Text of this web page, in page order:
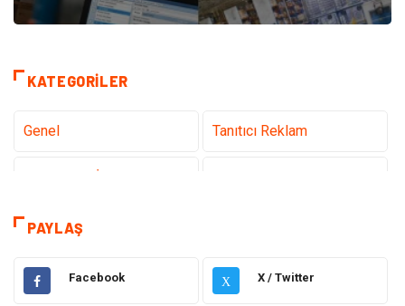
KATEGORILER
Genel Tanıtıcı Reklam
Eğitim & Kariyer
Hukuk Moda
PAYLAŞ
Facebook X X / Twitter